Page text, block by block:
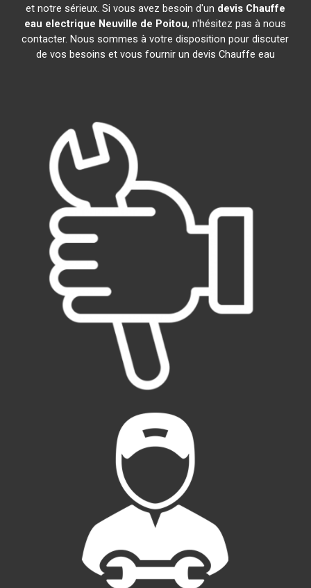
et notre sérieux. Si vous avez besoin d'un devis Chauffe
eau electrique Neuville de Poitou, n'hésitez pas à nous
contacter. Nous sommes à votre disposition pour discuter
de vos besoins et vous fournir un devis Chauffe eau